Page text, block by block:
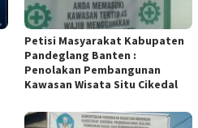
Petisi Masyarakat Kabupaten
Pandeglang Banten :
Penolakan Pembangunan
Kawasan Wisata Situ Cikedal